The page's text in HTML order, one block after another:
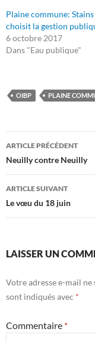
Plaine commune: Stains
choisit la gestion
6 octobre 2017
Dans "Eau publique"
OIBP PLAINE
Navigation
des
articles
ARTICLE PRÉCÉDENT
Neuilly contre Neuilly
ARTICLE SUIVANT
Le vœu du 18 juin
LAISSER UN
Votre adresse e-mail ne
sont indiqués avec *
Commentaire *